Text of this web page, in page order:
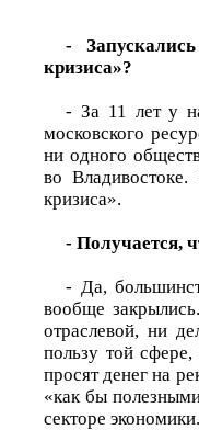
-
кризиса»?
- За 11 лет у
московского
ни одного
во
кризиса».
- Получается,
- Да,
вообще
отраслевой, ни
пользу той
просят денег на
«как бы
секторе